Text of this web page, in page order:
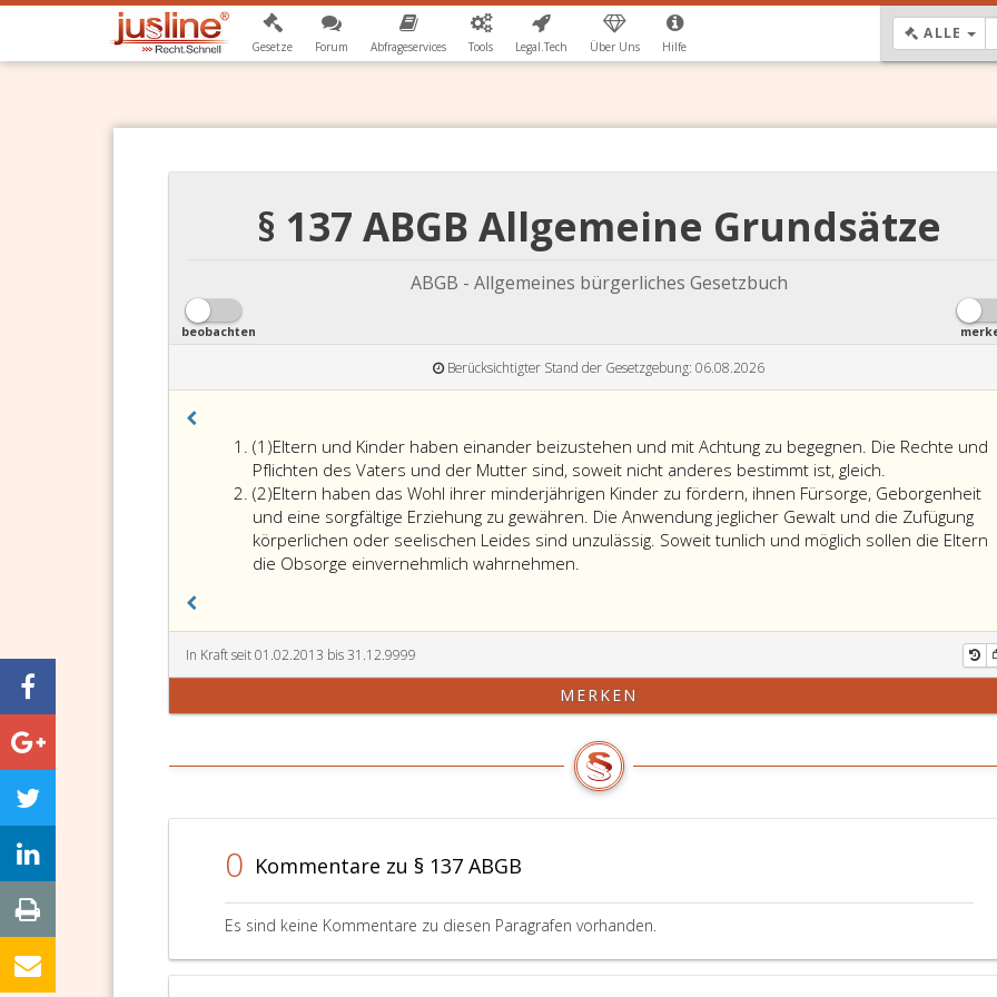
Gesetze Forum Abfrageservices Tools Legal.Tech Über Uns Hilfe
ALLE
§ 137 ABGB Allgemeine Grundsätze
ABGB - Allgemeines bürgerliches Gesetzbuch
beobachten
Berücksichtigter Stand der Gesetzgebung: 06.08.2026
(1)Absatz
eins
Eltern und Kinder haben einander beizustehen und mit Achtung zu begegnen. Die Rechte und
Pflichten des Vaters und der Mutter sind, soweit nicht anderes bestimmt ist, gleich.
(2)Absatz
2
Eltern haben das Wohl ihrer minderjährigen Kinder zu fördern, ihnen Fürsorge, Geborgenheit
und eine sorgfältige Erziehung zu gewähren. Die Anwendung jeglicher Gewalt und die Zufügung
körperlichen oder seelischen Leides sind unzulässig. Soweit tunlich und möglich sollen die Eltern
die Obsorge einvernehmlich wahrnehmen.
In Kraft seit 01.02.2013 bis 31.12.9999
MERKEN
0 Kommentare zu § 137 ABGB
Es sind keine Kommentare zu diesen Paragrafen vorhanden.